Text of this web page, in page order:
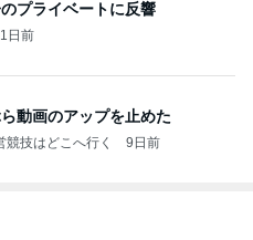
のプライベートに反響
1日前
動画のアップを止めた
競技はどこへ行く 9日前